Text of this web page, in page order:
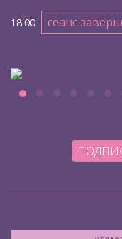
18:00 сеанс